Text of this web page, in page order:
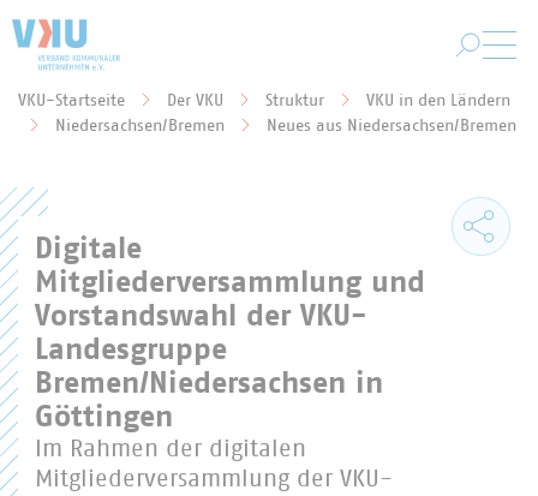
Sie befinden sich hier:
VKU-Startseite Der VKU Struktur
VKU in den Ländern
Niedersachsen/Bremen
Neues aus Niedersachsen/Bremen
Digitale
Mitgliederversammlung und
Vorstandswahl der VKU-
Landesgruppe
Bremen/Niedersachsen in
Göttingen
Im Rahmen der digitalen
Mitgliederversammlung der VKU-